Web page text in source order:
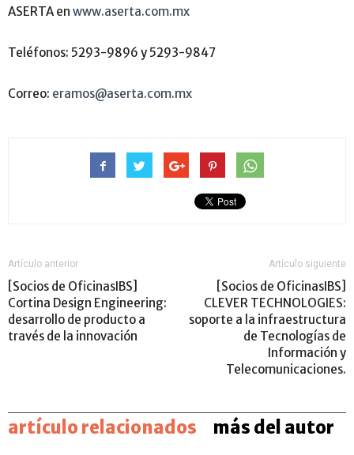
ASERTA en www.aserta.com.mx
Teléfonos: 5293-9896 y 5293-9847
Correo: eramos@aserta.com.mx
Artículo anterior
[Socios de OficinasIBS]
Cortina Design Engineering:
desarrollo de producto a
través de la innovación
Artículo siguiente
[Socios de OficinasIBS]
CLEVER TECHNOLOGIES:
soporte a la infraestructura
de Tecnologías de
Información y
Telecomunicaciones.
artículo relacionados más del autor